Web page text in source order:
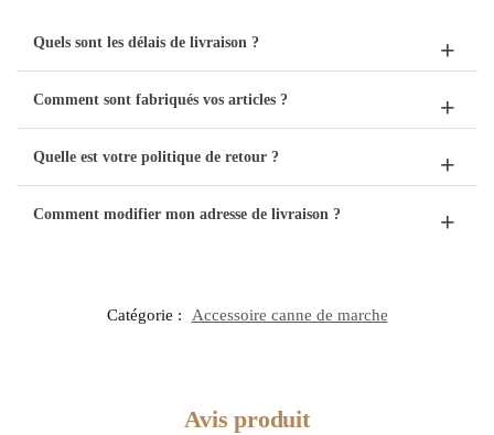
Quels sont les délais de livraison ?
Comment sont fabriqués vos articles ?
Quelle est votre politique de retour ?
Comment modifier mon adresse de livraison ?
Catégorie : Accessoire canne de marche
Avis produit